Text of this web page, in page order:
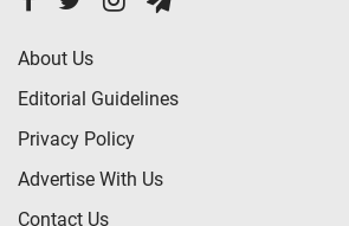
About Us
Editorial Guidelines
Privacy Policy
Advertise With Us
Contact Us